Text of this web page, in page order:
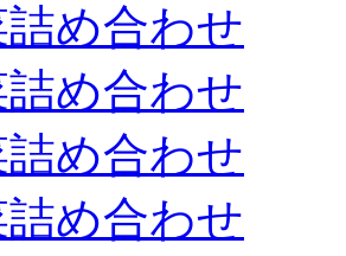
め合わせ
め合わせ
め合わせ
め合わせ